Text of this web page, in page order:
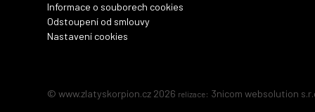
Informace o souborech cookies
Odstoupení od smlouvy
Nastavení cookies
© www.zlatyskorpion.cz 2026 relizace: 3nicom websolution